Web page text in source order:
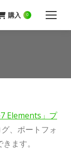
購入 0
Elements」プ
、ポートフォ
ます。